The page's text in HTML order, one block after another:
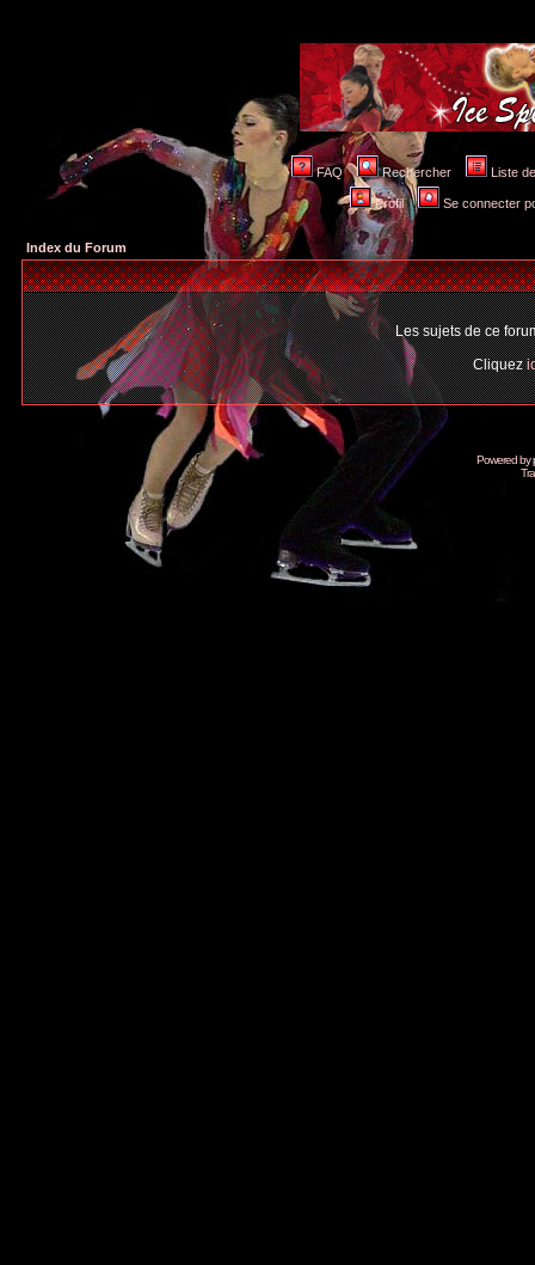
FAQ Rechercher Liste
Profil Se connecter
Index du Forum
Les sujets de ce
Cliquez
Powered by